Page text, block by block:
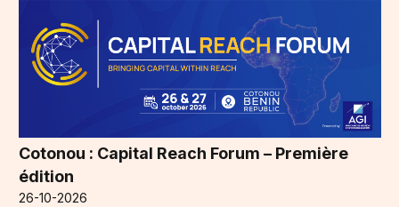
Cotonou : Capital Reach Forum – Première
édition
26-10-2026